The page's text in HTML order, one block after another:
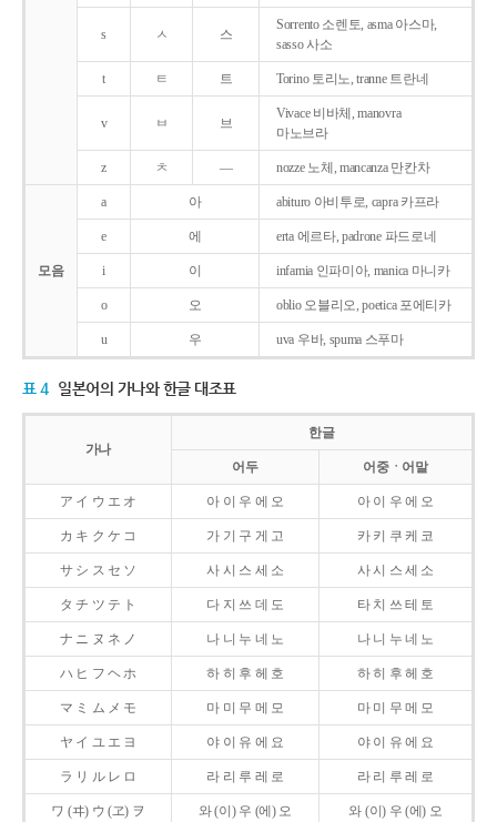
s ㅅ 스
Sorrento 소렌토, asma 아스마,
sasso 사소
t ㅌ 트 Torino 토리노, tranne 트란네
v ㅂ 브
Vivace 비바체, manovra
마노브라
z ㅊ ― nozze 노체, mancanza 만칸차
모음
a 아 abituro 아비투로, capra 카프라
e 에 erta 에르타, padrone 파드로네
i 이 infamia 인파미아, manica 마니카
o 오 oblio 오블리오, poetica 포에티카
u 우 uva 우바, spuma 스푸마
표 4 일본어의 가나와 한글 대조표
가나
한글
어두 어중ㆍ어말
ア イ ウ エ オ 아 이 우 에 오 아 이 우 에 오
カ キ ク ケ コ 가 기 구 게 고 카 키 쿠 케 코
サ シ ス セ ソ 사 시 스 세 소 사 시 스 세 소
タ チ ツ テ ト 다 지 쓰 데 도 타 치 쓰 테 토
ナ ニ ヌ ネ ノ 나 니 누 네 노 나 니 누 네 노
ハ ヒ フ ヘ ホ 하 히 후 헤 호 하 히 후 헤 호
マ ミ ム メ モ 마 미 무 메 모 마 미 무 메 모
ヤ イ ユ エ ヨ 야 이 유 에 요 야 이 유 에 요
ラ リ ル レ ロ 라 리 루 레 로 라 리 루 레 로
ワ (ヰ) ウ (ヱ) ヲ 와 (이) 우 (에) 오 와 (이) 우 (에) 오